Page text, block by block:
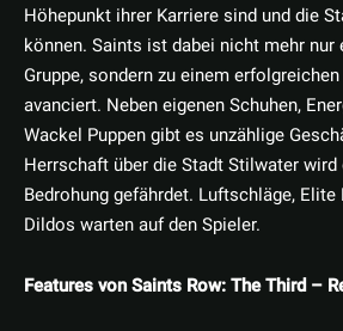
Höhepunkt ihrer Karriere sind und die
können. Saints ist dabei nicht mehr nur
Gruppe, sondern zu einem
avanciert. Neben eigenen Schuhen,
Wackel Puppen gibt es unzählige
Herrschaft über die Stadt Stilwater wird
Bedrohung gefährdet. Luftschläge, Elite
Dildos warten auf den Spieler.
Features von Saints Row: The Third –